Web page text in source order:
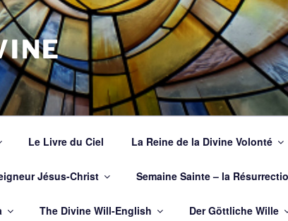
Le Livre du Ciel La Reine de la Divine Volonté
Jésus-Christ Semaine Sainte – la
The Divine Will-English Der Göttliche Wille